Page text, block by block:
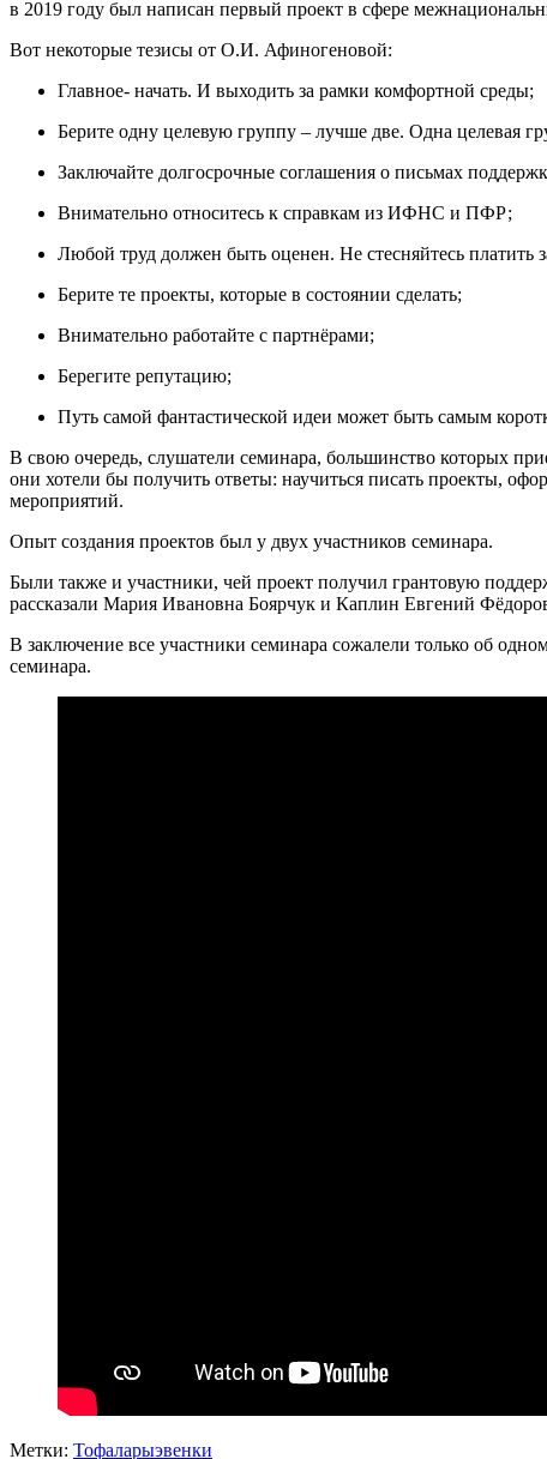
в 2019 году был написан первый проект в сфере
Вот некоторые тезисы от О.И. Афиногеновой:
Главное- начать. И выходить за рамки комфортной среды;
Берите одну целевую группу – лучше две. Одна целевая
Заключайте долгосрочные соглашения о письмах
Внимательно относитесь к справкам из ИФНС и ПФР;
Любой труд должен быть оценен. Не стесняйтесь платить
Берите те проекты, которые в состоянии сделать;
Внимательно работайте с партнёрами;
Берегите репутацию;
Путь самой фантастической идеи может быть самым
В свою очередь, слушатели семинара, большинство которых
они хотели бы получить ответы: научиться писать проекты,
мероприятий.
Опыт создания проектов был у двух участников семинара.
Были также и участники, чей проект получил грантовую
рассказали Мария Ивановна Боярчук и Каплин Евгений
В заключение все участники семинара сожалели только об
семинара.
Метки: Тофаларыэвенки